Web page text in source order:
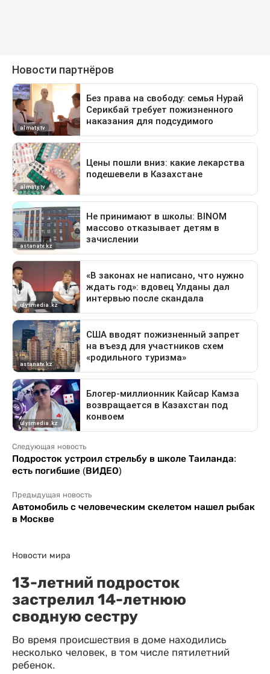
Следующая новость
Подросток устроил стрельбу в школе Таиланда:
есть погибшие (ВИДЕО)
Предыдущая новость
Автомобиль с человеческим скелетом нашел рыбак
в Москве
Новости мира
13-летний подросток
застрелил 14-летнюю
сводную сестру
Во время происшествия в доме находились
несколько человек, в том числе пятилетний
ребенок.